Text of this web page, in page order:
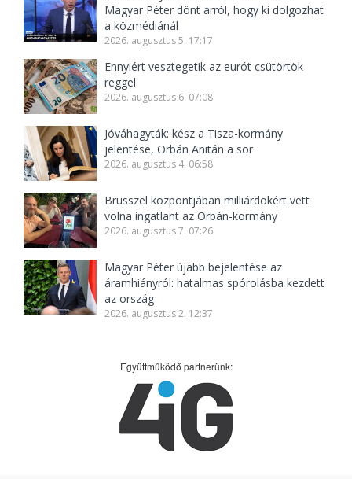
Magyar Péter dönt arról, hogy ki dolgozhat
a közmédiánál
2026. augusztus 5. 17:17
Ennyiért vesztegetik az eurót csütörtök
reggel
2026. augusztus 6. 07:08
Jóváhagyták: kész a Tisza-kormány
jelentése, Orbán Anitán a sor
2026. augusztus 4. 06:58
Brüsszel központjában milliárdokért vett
volna ingatlant az Orbán-kormány
2026. augusztus 7. 07:26
Magyar Péter újabb bejelentése az
áramhiányról: hatalmas spórolásba kezdett
az ország
2026. augusztus 2. 12:37
Együttműködő partnerünk: